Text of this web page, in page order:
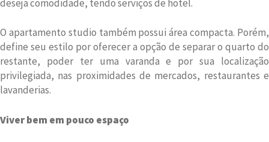
deseja comodidade, tendo serviços de hotel.
O apartamento studio também possui área compacta. Porém,
define seu estilo por oferecer a opção de separar o quarto do
restante, poder ter uma varanda e por sua localização
privilegiada, nas proximidades de mercados, restaurantes e
lavanderias.
Viver bem em pouco espaço